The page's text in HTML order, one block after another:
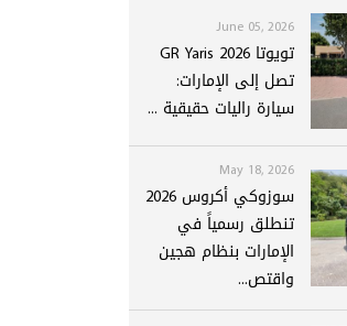
June 05, 2026
تويوتا GR Yaris 2026
تصل إلى الإمارات:
سيارة راليات حقيقية ...
May 18, 2026
سوزوكي أكروس 2026
تنطلق رسمياً في
الإمارات بنظام هجين
واقتص...